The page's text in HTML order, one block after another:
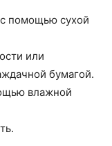
помощью сухой
или
бумагой.
влажной